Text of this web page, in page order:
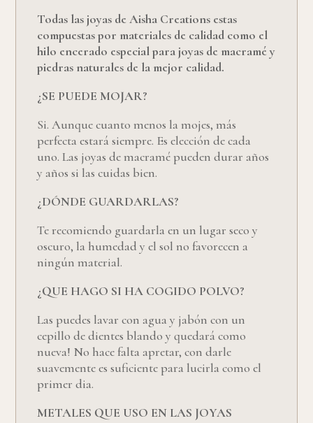
Todas las joyas de Aisha Creations estas
compuestas por materiales de calidad como el
hilo encerado especial para joyas de macramé y
piedras naturales de la mejor calidad.
¿SE PUEDE MOJAR?
Si. Aunque cuanto menos la mojes, más
perfecta estará siempre. Es elección de cada
uno. Las joyas de macramé pueden durar años
y años si las cuidas bien.
¿DÓNDE GUARDARLAS?
Te recomiendo guardarla en un lugar seco y
oscuro, la humedad y el sol no favorecen a
ningún material.
¿QUE HAGO SI HA COGIDO POLVO?
Las puedes lavar con agua y jabón con un
cepillo de dientes blando y quedará como
nueva! No hace falta apretar, con darle
suavemente es suficiente para lucirla como el
primer dia.
METALES QUE USO EN LAS JOYAS